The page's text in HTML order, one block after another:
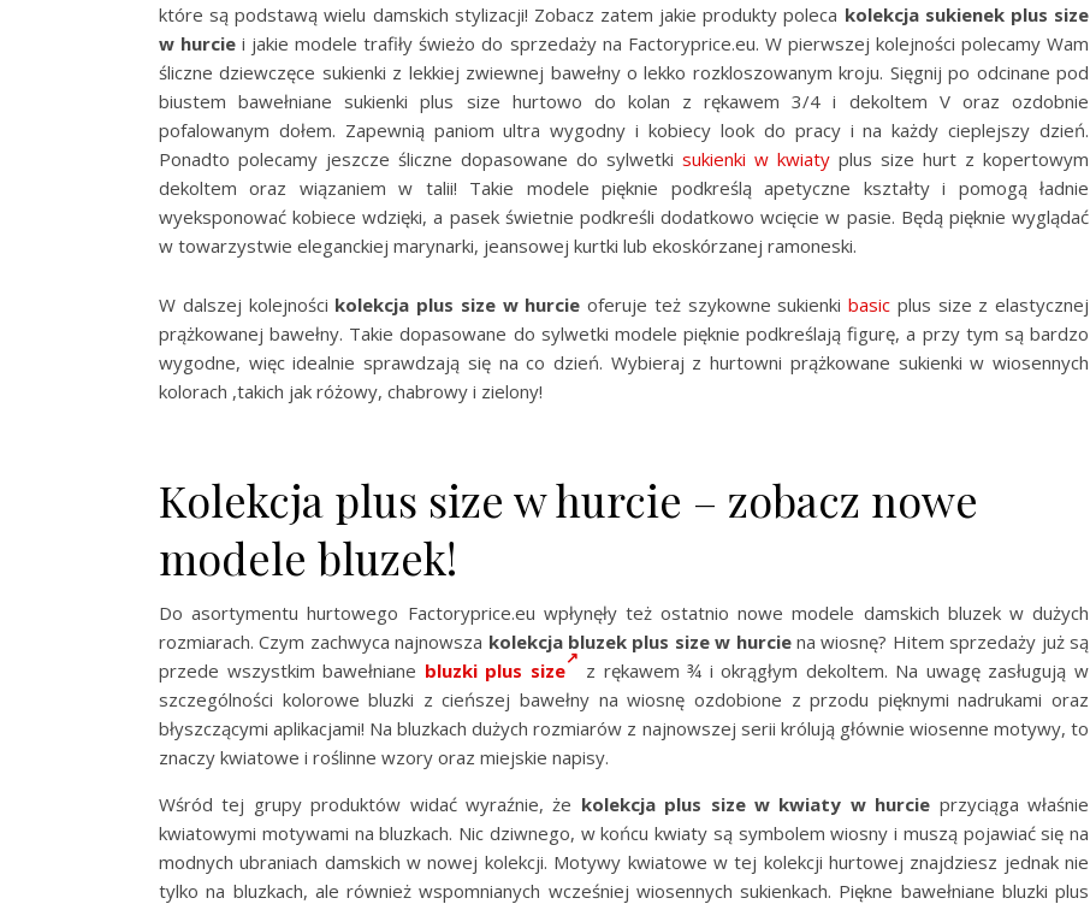
które są podstawą wielu damskich stylizacji! Zobacz zatem jakie produkty poleca kolekcja sukienek plus size
w hurcie i jakie modele trafiły świeżo do sprzedaży na Factoryprice.eu. W pierwszej kolejności polecamy Wam
śliczne dziewczęce sukienki z lekkiej zwiewnej bawełny o lekko rozkloszowanym kroju. Sięgnij po odcinane pod
biustem bawełniane sukienki plus size hurtowo do kolan z rękawem 3/4 i dekoltem V oraz ozdobnie
pofalowanym dołem. Zapewnią paniom ultra wygodny i kobiecy look do pracy i na każdy cieplejszy dzień.
Ponadto polecamy jeszcze śliczne dopasowane do sylwetki sukienki w kwiaty plus size hurt z kopertowym
dekoltem oraz wiązaniem w talii! Takie modele pięknie podkreślą apetyczne kształty i pomogą ładnie
wyeksponować kobiece wdzięki, a pasek świetnie podkreśli dodatkowo wcięcie w pasie. Będą pięknie wyglądać
w towarzystwie eleganckiej marynarki, jeansowej kurtki lub ekoskórzanej ramoneski.
W dalszej kolejności kolekcja plus size w hurcie oferuje też szykowne sukienki basic plus size z elastycznej
prążkowanej bawełny. Takie dopasowane do sylwetki modele pięknie podkreślają figurę, a przy tym są bardzo
wygodne, więc idealnie sprawdzają się na co dzień. Wybieraj z hurtowni prążkowane sukienki w wiosennych
kolorach ,takich jak różowy, chabrowy i zielony!
Kolekcja plus size w hurcie – zobacz nowe
modele bluzek!
Do asortymentu hurtowego Factoryprice.eu wpłynęły też ostatnio nowe modele damskich bluzek w dużych
rozmiarach. Czym zachwyca najnowsza kolekcja bluzek plus size w hurciena wiosnę? Hitem sprzedaży już są
przede wszystkim bawełniane bluzki plus size
z rękawem ¾ i okrągłym dekoltem. Na uwagę zasługują w
szczególności kolorowe bluzki z cieńszej bawełny na wiosnę ozdobione z przodu pięknymi nadrukami oraz
błyszczącymi aplikacjami! Na bluzkach dużych rozmiarów z najnowszej serii królują głównie wiosenne motywy, to
znaczy kwiatowe i roślinne wzory oraz miejskie napisy.
Wśród tej grupy produktów widać wyraźnie, że kolekcja plus size w kwiaty w hurcie przyciąga właśnie
kwiatowymi motywami na bluzkach. Nic dziwnego, w końcu kwiaty są symbolem wiosny i muszą pojawiać się na
modnych ubraniach damskich w nowej kolekcji. Motywy kwiatowe w tej kolekcji hurtowej znajdziesz jednak nie
tylko na bluzkach, ale również wspomnianych wcześniej wiosennych sukienkach. Piękne bawełniane bluzki plus